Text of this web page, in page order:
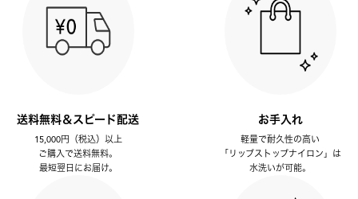
送料無料＆スピード配送
15,000円（税込）以上
ご購入で送料無料。
最短翌日にお届け。
お手入れ
軽量で耐久性の高い
「リップストップナイロン」は
水洗いが可能。